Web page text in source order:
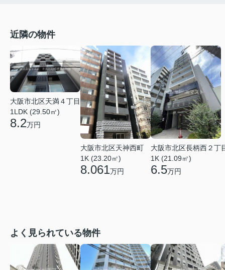
近隣の物件
大阪市北区天満４丁目
1LDK (29.50㎡)
8.2万円
大阪市北区天神西町
1K (23.20㎡)
8.061万円
大阪市北区長柄西２丁
1K (21.09㎡)
6.5万円
よく見られている物件